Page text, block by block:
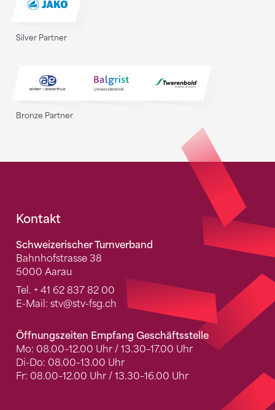
Silver Partner
Bronze Partner
Fusszeile
Kontakt
Schweizerischer Turnverband
Bahnhofstrasse 38
5000 Aarau
Tel. + 41 62 837 82 00
E-Mail: stv@stv-fsg.ch
Öffnungszeiten Empfang Geschäftsstelle
Mo: 08.00–12.00 Uhr / 13.30–17.00 Uhr
Di-Do: 08.00–13.00 Uhr
Fr: 08.00–12.00 Uhr / 13.30–16.00 Uhr